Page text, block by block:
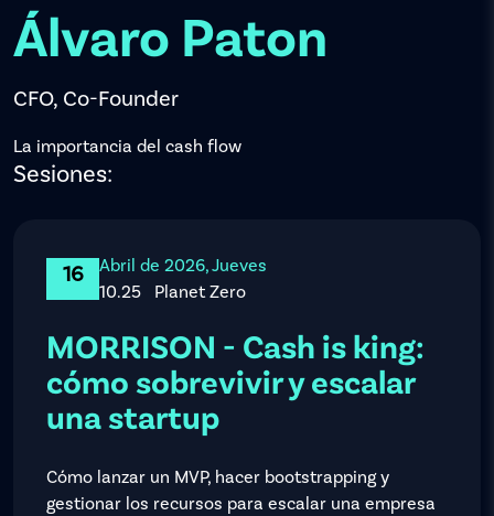
Álvaro Paton
CFO, Co-Founder
La importancia del cash flow
Sesiones:
16
Abril de 2026, Jueves
10.25
Planet Zero
MORRISON - Cash is king:
cómo sobrevivir y escalar
una startup
Cómo lanzar un MVP, hacer bootstrapping y
gestionar los recursos para escalar una empresa